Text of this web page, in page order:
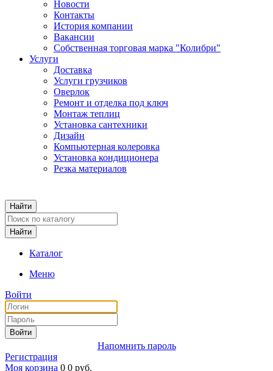
Новости
Контакты
История компании
Вакансии
Собственная торговая марка "Колибри"
Услуги
Доставка
Услуги грузчиков
Оверлок
Ремонт и отделка под ключ
Монтаж теплиц
Установка сантехники
Дизайн
Компьютерная колеровка
Установка кондиционера
Резка материалов
Каталог
Меню
Войти
Войти
Напомнить пароль
Регистрация
Моя корзина 0 0 руб.